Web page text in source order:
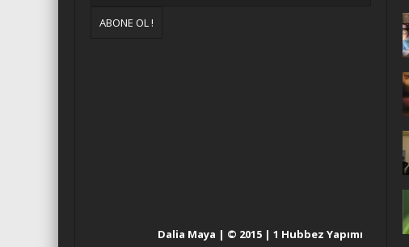
Dalia Maya | © 2015 | 1 Hubbez Yapımı